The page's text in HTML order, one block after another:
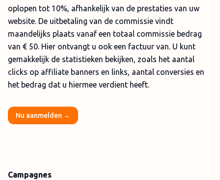
oplopen tot 10%, afhankelijk van de prestaties van uw
website. De uitbetaling van de commissie vindt
maandelijks plaats vanaf een totaal commissie bedrag
van € 50. Hier ontvangt u ook een factuur van. U kunt
gemakkelijk de statistieken bekijken, zoals het aantal
clicks op affiliate banners en links, aantal conversies en
het bedrag dat u hiermee verdient heeft.
Nu aanmelden →
Campagnes